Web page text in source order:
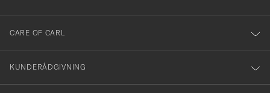
dig
till
vårt
nyhetsbrev!
CARE OF CARL
KUNDERÅDGIVNING